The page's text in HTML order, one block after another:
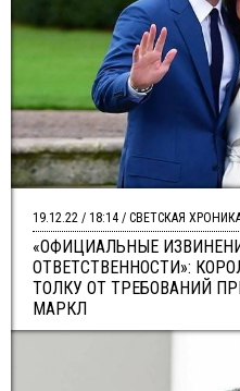
«ОФИЦИАЛЬНЫЕ
ОТВЕТСТВЕННОСТИ»:
ТОЛКУ ОТ ТРЕБОВАНИЙ
МАРКЛ
19.12.22 / 18:14 / СВЕТСКАЯ